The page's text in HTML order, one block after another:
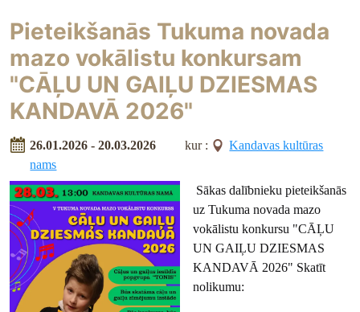
Pieteikšanās Tukuma novada
mazo vokālistu konkursam
"CĀĻU UN GAIĻU DZIESMAS
KANDAVĀ 2026"
26.01.2026 - 20.03.2026 kur :
Kandavas kultūras
nams
Sākas dalībnieku pieteikšanās
uz Tukuma novada mazo
vokālistu konkursu "CĀĻU
UN GAIĻU DZIESMAS
KANDAVĀ 2026" Skatīt
nolikumu: